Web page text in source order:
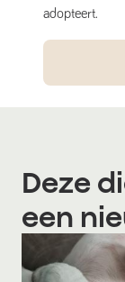
adopteert.
Deze
een